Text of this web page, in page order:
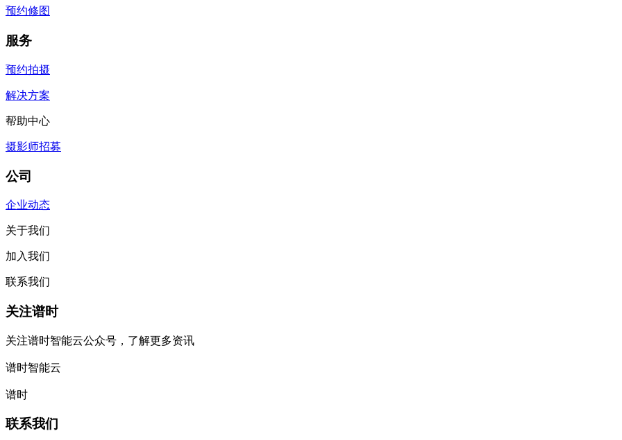
预约修图
服务
预约拍摄
解决方案
帮助中心
摄影师招募
公司
企业动态
关于我们
加入我们
联系我们
关注谱时
关注谱时智能云公众号，了解更多资讯
谱时智能云
谱时
联系我们